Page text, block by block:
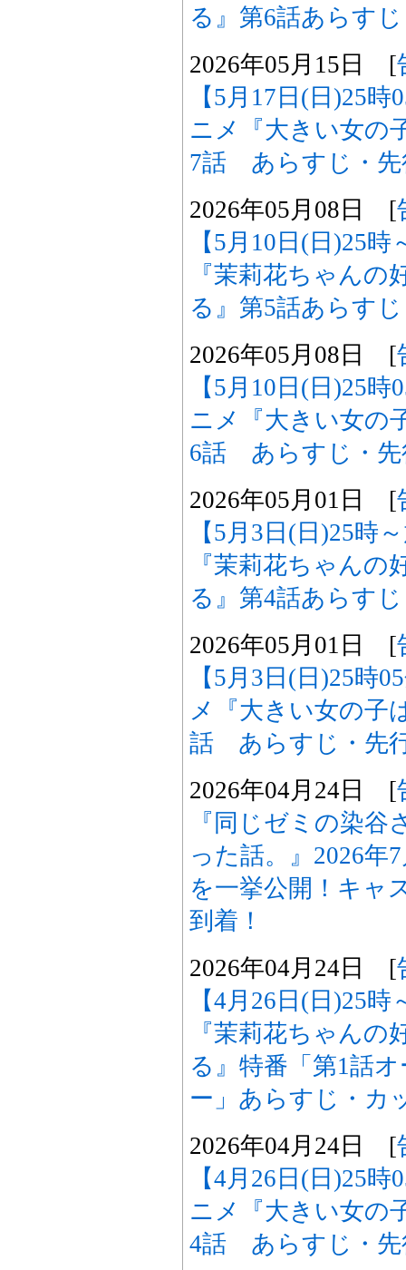
る』第6話あらす
2026年05月15日 [
【5月17日(日)25
ニメ『大きい女の
7話 あらすじ・先
2026年05月08日 [
【5月10日(日)25
『茉莉花ちゃん
る』第5話あらす
2026年05月08日 [
【5月10日(日)25
ニメ『大きい女の
6話 あらすじ・先
2026年05月01日 [
【5月3日(日)25時
『茉莉花ちゃん
る』第4話あらす
2026年05月01日 [
【5月3日(日)25時
メ『大きい女の子
話 あらすじ・先
2026年04月24日 [
『同じゼミの染
った話。』2026年
を一挙公開！キャ
到着！
2026年04月24日 [
【4月26日(日)25
『茉莉花ちゃん
る』特番「第1話
ー」あらすじ・カ
2026年04月24日 [
【4月26日(日)25
ニメ『大きい女の
4話 あらすじ・先